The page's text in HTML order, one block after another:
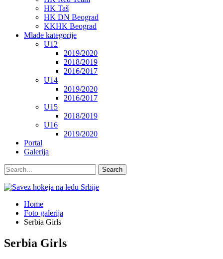
HK Taš
HK DN Beograd
KKHK Beograd
Mlađe kategorije
U12
2019/2020
2018/2019
2016/2017
U14
2019/2020
2016/2017
U15
2018/2019
U16
2019/2020
Portal
Galerija
Home
Foto galerija
Serbia Girls
Serbia Girls